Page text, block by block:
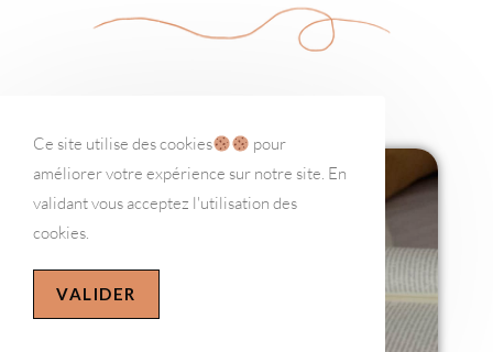
Ce site utilise des cookies
pour
améliorer votre expérience sur notre site. En
validant vous acceptez l'utilisation des
cookies.
VALIDER